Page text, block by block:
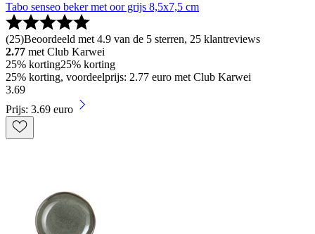
Tabo senseo beker met oor grijs 8,5x7,5 cm
(25)Beoordeeld met 4.9 van de 5 sterren, 25 klantreviews
2.77 met Club Karwei
25% korting25% korting
25% korting, voordeelprijs: 2.77 euro met Club Karwei
3.69
Prijs: 3.69 euro